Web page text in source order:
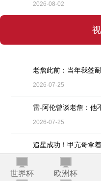
2026-08-02
2026-07-25
2026-07-25
追星成功！甲亢哥拿
2026-07-25
世界杯 欧洲杯